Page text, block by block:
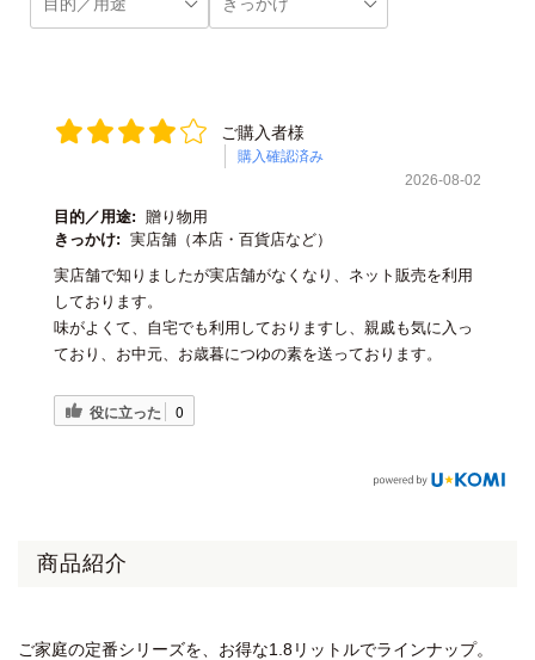
ご購入者様
購入確認済み
2026-08-02
目的／用途: 贈り物用
きっかけ: 実店舗（本店・百貨店など）
実店舗で知りましたが実店舗がなくなり、ネット販売を利用
しております。
味がよくて、自宅でも利用しておりますし、親戚も気に入っ
ており、お中元、お歳暮につゆの素を送っております。
役に立った 0
商品紹介
ご家庭の定番シリーズを、お得な1.8リットルでラインナップ。